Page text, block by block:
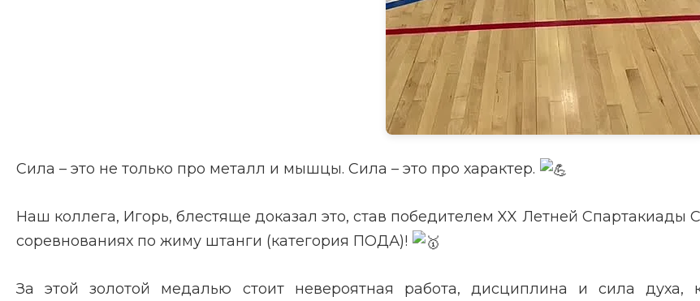
Сила – это не только про металл и мышцы. Сила – это про характер.
Наш коллега, Игорь, блестяще доказал это, став победителем XX Летней
соревнованиях по жиму штанги (категория ПОДА)!
За этой золотой медалью стоит невероятная работа, дисциплина и сила духа,